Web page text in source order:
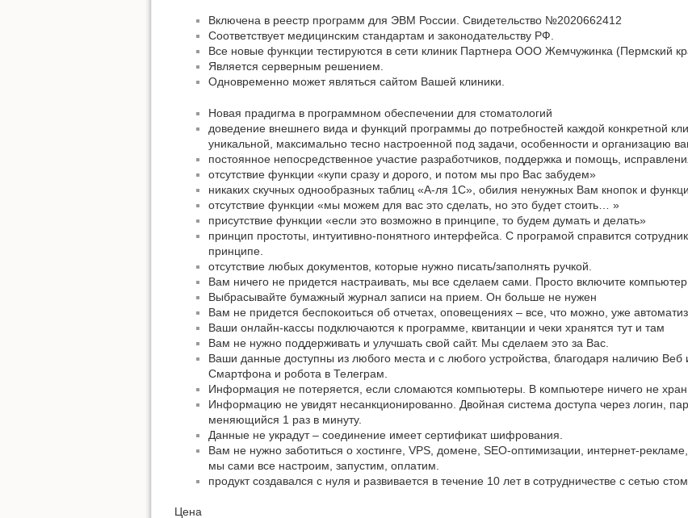
Включена в реестр программ для ЭВМ России. Свидетельство №2020662412
Соответствует медицинским стандартам и законодательству РФ.
Все новые функции тестируются в сети клиник Партнера ООО Жемчужинка (Пермский
Является серверным решением.
Одновременно может являться сайтом Вашей клиники.
Новая прадигма в программном обеспечении для стоматологий
доведение внешнего вида и функций программы до потребностей каждой конкретной
уникальной, максимально тесно настроенной под задачи, особенности и организацию
постоянное непосредственное участие разработчиков, поддержка и помощь,
отсутствие функции «купи сразу и дорого, и потом мы про Вас забудем»
никаких скучных однообразных таблиц «А-ля 1С», обилия ненужных Вам кнопок и
отсутствие функции «мы можем для вас это сделать, но это будет стоить… »
присутствие функции «если это возможно в принципе, то будем думать и делать»
принцип простоты, интуитивно-понятного интерфейса. С програмой справится
принципе.
отсутствие любых документов, которые нужно писать/заполнять ручкой.
Вам ничего не придется настраивать, мы все сделаем сами. Просто включите
Выбрасывайте бумажный журнал записи на прием. Он больше не нужен
Вам не придется беспокоиться об отчетах, оповещениях – все, что можно, уже
Ваши онлайн-кассы подключаются к программе, квитанции и чеки хранятся тут и там
Вам не нужно поддерживать и улучшать свой сайт. Мы сделаем это за Вас.
Ваши данные доступны из любого места и с любого устройства, благодаря наличию
Смартфона и робота в Телеграм.
Информация не потеряется, если сломаются компьютеры. В компьютере ничего не
Информацию не увидят несанкционированно. Двойная система доступа через логин,
меняющийся 1 раз в минуту.
Данные не украдут – соединение имеет сертификат шифрования.
Вам не нужно заботиться о хостинге, VPS, домене, SEO-оптимизации, интернет-
мы сами все настроим, запустим, оплатим.
продукт создавался с нуля и развивается в течение 10 лет в сотрудничестве с сетью
Цена